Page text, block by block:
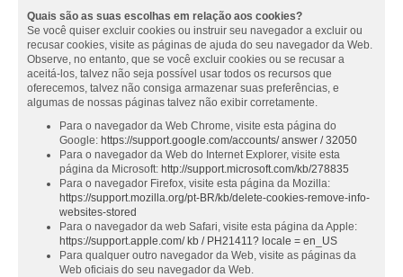
Quais são as suas escolhas em relação aos cookies?
Se você quiser excluir cookies ou instruir seu navegador a excluir ou
recusar cookies, visite as páginas de ajuda do seu navegador da Web.
Observe, no entanto, que se você excluir cookies ou se recusar a
aceitá-los, talvez não seja possível usar todos os recursos que
oferecemos, talvez não consiga armazenar suas preferências, e
algumas de nossas páginas talvez não exibir corretamente.
Para o navegador da Web Chrome, visite esta página do
Google: https://support.google.com/accounts/ answer / 32050
Para o navegador da Web do Internet Explorer, visite esta
página da Microsoft: http://support.microsoft.com/kb/278835
Para o navegador Firefox, visite esta página da Mozilla:
https://support.mozilla.org/pt-BR/kb/delete-cookies-remove-info-
websites-stored
Para o navegador da web Safari, visite esta página da Apple:
https://support.apple.com/ kb / PH21411? locale = en_US
Para qualquer outro navegador da Web, visite as páginas da
Web oficiais do seu navegador da Web.